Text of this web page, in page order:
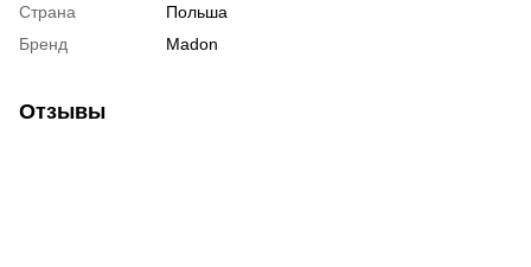
Страна
Польша
Бренд
Madon
Отзывы